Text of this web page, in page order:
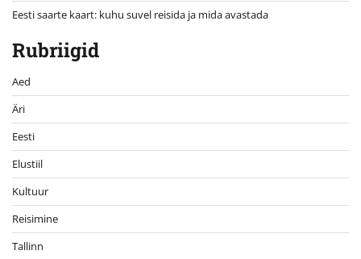
Eesti saarte kaart: kuhu suvel reisida ja mida avastada
Rubriigid
Aed
Äri
Eesti
Elustiil
Kultuur
Reisimine
Tallinn